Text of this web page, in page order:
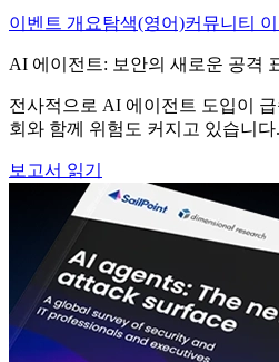
이벤트 개요탐색(영어)커뮤니티
AI 에이전트: 보안의 새로운 공격
전사적으로 AI 에이전트 도입이
회와 함께 위험도 커지고 있습니다.
보고서 읽기